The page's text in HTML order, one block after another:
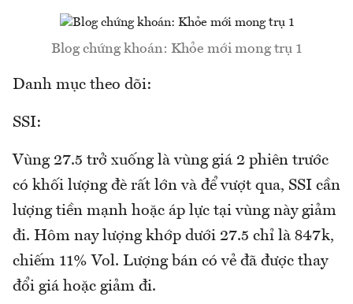
Blog chứng khoán: Khỏe mới mong trụ 1
Danh mục theo dõi:
SSI:
Vùng 27.5 trở xuống là vùng giá 2 phiên trước
có khối lượng đè rất lớn và để vượt qua, SSI cần
lượng tiền mạnh hoặc áp lực tại vùng này giảm
đi. Hôm nay lượng khớp dưới 27.5 chỉ là 847k,
chiếm 11% Vol. Lượng bán có vẻ đã được thay
đổi giá hoặc giảm đi.